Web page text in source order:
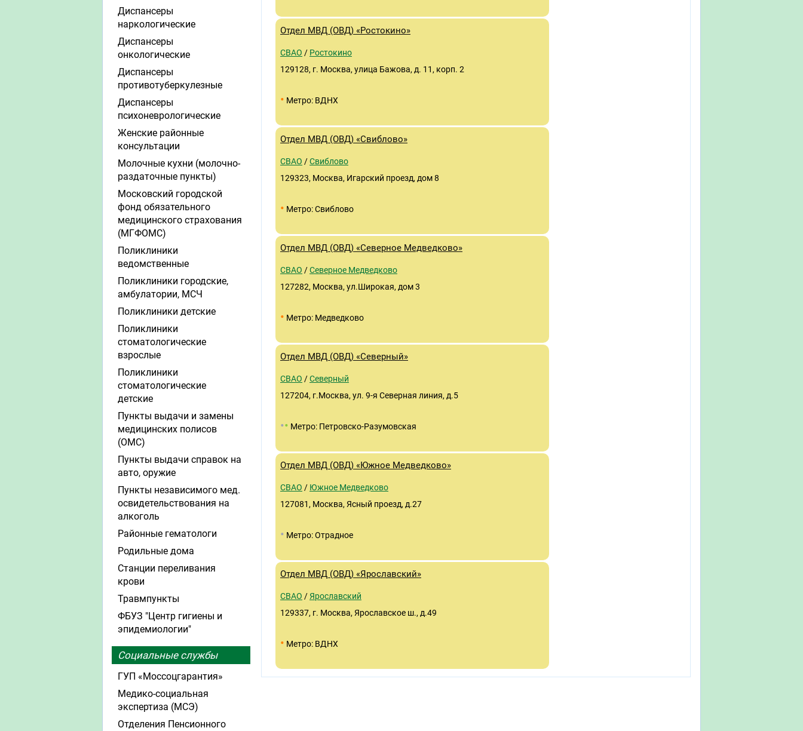
Отдел МВД (ОВД) «Ростокино»
СВАО / Ростокино
129128, г. Москва, улица Бажова, д. 11, корп. 2
• Метро: ВДНХ
Отдел МВД (ОВД) «Свиблово»
СВАО /Свиблово
129323, Москва, Игарский проезд, дом 8
• Метро: Свиблово
Отдел МВД (ОВД) «Северное Медведково»
СВАО /Северное Медведково
127282, Москва, ул.Широкая, дом 3
• Метро: Медведково
Отдел МВД (ОВД) «Северный»
СВАО /Северный
127204, г.Москва, ул. 9-я Северная линия, д.5
•• Метро: Петровско-Разумовская
Отдел МВД (ОВД) «Южное Медведково»
СВАО / Южное Медведково
127081, Москва, Ясный проезд, д.27
• Метро: Отрадное
Отдел МВД (ОВД) «Ярославский»
СВАО / Ярославский
129337, г. Москва, Ярославское ш., д.49
• Метро: ВДНХ
Диспансеры
наркологические
Диспансеры
онкологические
Диспансеры
противотуберкулезные
Диспансеры
психоневрологические
Женские районные
консультации
Молочные кухни (молочно-
раздаточные пункты)
Московский городской
фонд обязательного
медицинского страхования
(МГФОМС)
Поликлиники
ведомственные
Поликлиники городские,
амбулатории, МСЧ
Поликлиники детские
Поликлиники
стоматологические
взрослые
Поликлиники
стоматологические
детские
Пункты выдачи и замены
медицинских полисов
(ОМС)
Пункты выдачи справок на
авто, оружие
Пункты независимого мед.
освидетельствования на
алкоголь
Районные гематологи
Родильные дома
Станции переливания
крови
Травмпункты
ФБУЗ "Центр гигиены и
эпидемиологии"
Социальные службы
ГУП «Моссоцгарантия»
Медико-социальная
экспертиза (МСЭ)
Отделения Пенсионного